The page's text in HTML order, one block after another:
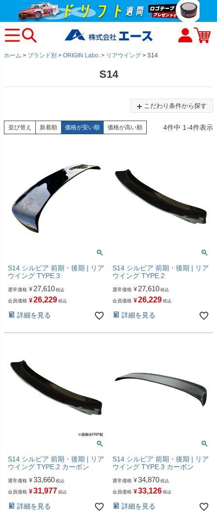
ホーム ブランド別 ORIGIN Labo. リアウイング S14
S14
こだわり条件から探す
並び替え 新着順 価格が安い順 価格が高い順 4件中 1-4件表示
S14 シルビア 前期・後期 | リア
ウイング TYPE.3
通常価格 ¥ 27,610 税込
会員価格 ¥26,229 税込
詳細を見る
S14 シルビア 前期・後期 | リア
ウイング TYPE.2
通常価格 ¥ 27,610 税込
会員価格 ¥26,229 税込
詳細を見る
S14 シルビア 前期・後期 | リア
ウイング TYPE.2 カーボン
通常価格 ¥33,660 税込
会員価格 ¥31,977 税込
詳細を見る
S14 シルビア 前期・後期 | リア
ウイング TYPE.3 カーボン
通常価格 ¥34,870 税込
会員価格 ¥33,126 税込
詳細を見る